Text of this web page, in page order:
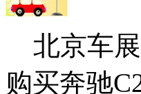
北京车展
购买奔驰